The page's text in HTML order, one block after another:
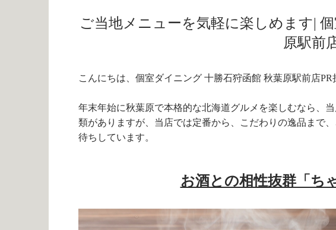
ご当地メニューを気軽に楽しめます|
原駅前
こんにちは、個室ダイニング 十勝石狩函館 秋葉原駅前店PR
年末年始に秋葉原で本格的な北海道グルメを楽しむなら、
類がありますが、当店では定番から、こだわりの逸品まで
待ちしています。
お酒との相性抜群「ち